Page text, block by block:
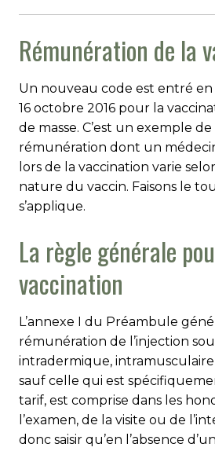
Rémunération de la
Un nouveau code est entré
16 octobre 2016 pour la
de masse. C’est un exemple
rémunération dont un
lors de la vaccination varie
nature du vaccin. Faisons le
s’applique.
La règle générale
vaccination
L’annexe I du Préambule
rémunération de l’injection
intradermique,
sauf celle qui est
tarif, est comprise dans les
l’examen, de la visite ou de
donc saisir qu’en l’absence